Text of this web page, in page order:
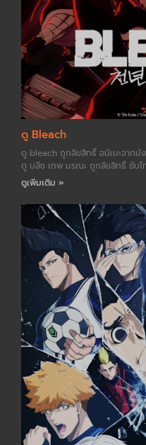
ดู Bleach
ดู bleach ถูกลิขสิทธิ์ อนิเมะจากมั
ดู บลีช เทพ มรณะ ถูกลิขสิทธิ์ ซับไ
ดูเพิ่มเติม »